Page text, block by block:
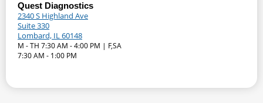
Quest Diagnostics
2340 S Highland Ave
Suite 330
Lombard, IL 60148
M - TH 7:30 AM - 4:00 PM | F,SA
7:30 AM - 1:00 PM